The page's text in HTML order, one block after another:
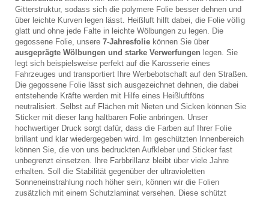
Gitterstruktur, sodass sich die polymere Folie besser dehnen und
über leichte Kurven legen lässt. Heißluft hilft dabei, die Folie völlig
glatt und ohne jede Falte in leichte Wölbungen zu legen. Die
gegossene Folie, unsere 7-Jahresfolie können Sie über
ausgeprägte Wölbungen und starke Verwerfungen legen. Sie
legt sich beispielsweise perfekt auf die Karosserie eines
Fahrzeuges und transportiert Ihre Werbebotschaft auf den Straßen.
Die gegossene Folie lässt sich ausgezeichnet dehnen, die dabei
entstehende Kräfte werden mit Hilfe eines Heißluftföns
neutralisiert. Selbst auf Flächen mit Nieten und Sicken können Sie
Sticker mit dieser lang haltbaren Folie anbringen. Unser
hochwertiger Druck sorgt dafür, dass die Farben auf Ihrer Folie
brillant und klar wiedergegeben wird. Im geschützten Innenbereich
können Sie, die von uns bedruckten Aufkleber und Sticker fast
unbegrenzt einsetzen. Ihre Farbbrillanz bleibt über viele Jahre
erhalten. Soll die Stabilität gegenüber der ultravioletten
Sonneneinstrahlung noch höher sein, können wir die Folien
zusätzlich mit einem Schutzlaminat versehen. Diese schützt